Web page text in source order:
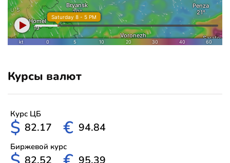
Курсы валют
Курс ЦБ
$ 82.17 € 94.84
Биржевой курс
82.52 95.39